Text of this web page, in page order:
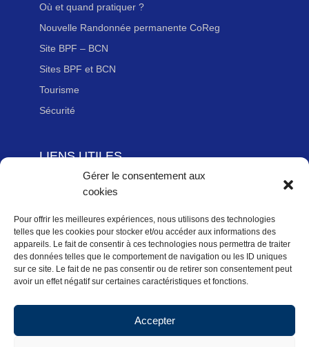
Gérer le consentement aux
cookies
Pour offrir les meilleures expériences, nous utilisons des technologies
telles que les cookies pour stocker et/ou accéder aux informations des
appareils. Le fait de consentir à ces technologies nous permettra de traiter
des données telles que le comportement de navigation ou les ID uniques
sur ce site. Le fait de ne pas consentir ou de retirer son consentement peut
avoir un effet négatif sur certaines caractéristiques et fonctions.
Accepter
Où et quand pratiquer ?
Nouvelle Randonnée permanente CoReg
Site BPF – BCN
Sites BPF et BCN
Tourisme
Sécurité
LIENS UTILES
Adhérer à la Fédération Française de cyclotourisme
Newsletter
Mentions légales
Politique des données personnelles
Politique de cookies (UE)